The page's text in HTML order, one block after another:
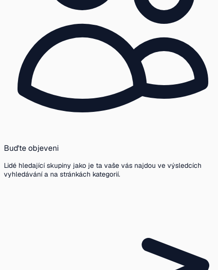
Buďte objeveni
Lidé hledající skupiny jako je ta vaše vás najdou ve výsledcích
vyhledávání a na stránkách kategorií.